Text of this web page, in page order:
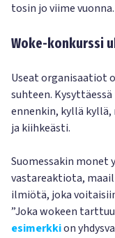
tosin jo viime vuonna.
Woke-konkurssi
Useat organisaatiot
suhteen.
ennenkin, kyllä
ja kiihkeästi.
Suomessakin monet
vastareaktiota,
ilmiötä, joka
”Joka wokeen
esimerkkion